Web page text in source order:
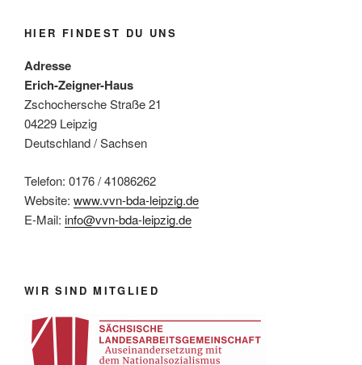
HIER FINDEST DU UNS
Adresse
Erich-Zeigner-Haus
Zschochersche Straße 21
04229 Leipzig
Deutschland / Sachsen
Telefon: 0176 / 41086262
Website: www.vvn-bda-leipzig.de
E-Mail: info@vvn-bda-leipzig.de
WIR SIND MITGLIED